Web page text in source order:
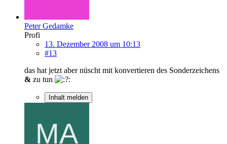
Peter Gedamke
Profi
13. Dezember 2008 um 10:13
#13
das hat jetzt aber nüscht mit konvertieren des Sonderzeichens
& zu tun
Inhalt melden